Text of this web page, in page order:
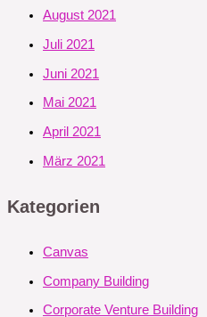
August 2021
Juli 2021
Juni 2021
Mai 2021
April 2021
März 2021
Kategorien
Canvas
Company Building
Corporate Venture Building